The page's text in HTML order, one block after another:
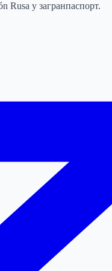
Rusa y загранпаспорт.